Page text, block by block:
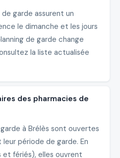
garde assurent un
le dimanche et les jours
de garde change
la liste actualisée
des pharmacies de
à Brélès sont ouvertes
période de garde. En
et fériés), elles ouvrent